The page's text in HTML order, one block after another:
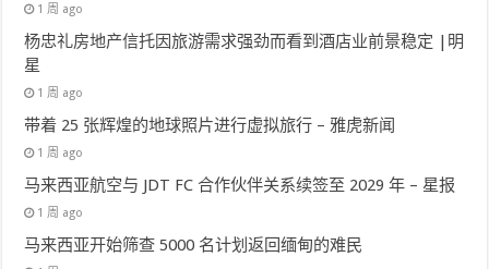
1 周 ago
杨忠礼房地产信托因旅游需求强劲而看到酒店业前景稳定 |明
星
1 周 ago
带着 25 张辉煌的地球照片进行虚拟旅行 – 雅虎新闻
1 周 ago
马来西亚航空与 JDT FC 合作伙伴关系续签至 2029 年 – 星报
1 周 ago
马来西亚开始筛查 5000 名计划返回缅甸的难民